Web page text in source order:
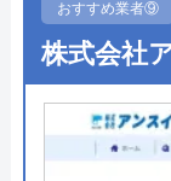
株式会社
株式会社北野
おすすめ業者⑨
株式会社